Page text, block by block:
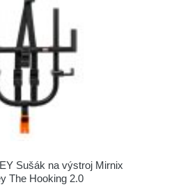
Sušák na výstroj Mirnix
The Hooking 2.0